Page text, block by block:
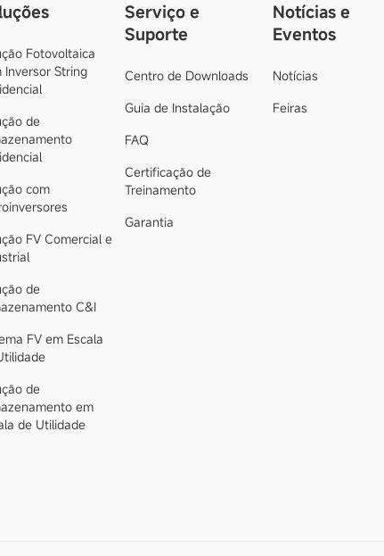
Fotovoltaica
Inversor String
de
com
FV Comercial e
de
C&I
FV em Escala
de
em
de Utilidade
Serviço e
Suporte
Centro de Downloads
Guia de Instalação
FAQ
Certificação de
Treinamento
Garantia
Notícias e
Eventos
Notícias
Feiras